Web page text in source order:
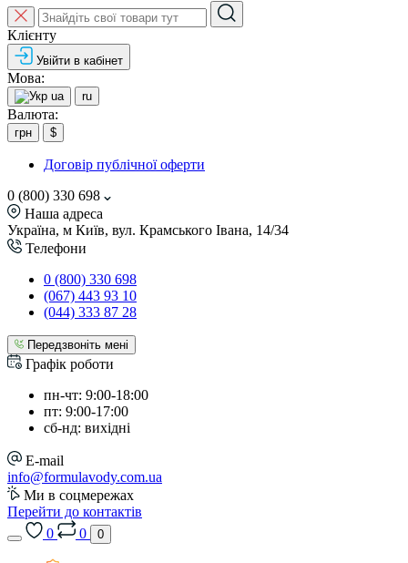
Клієнту
Увійти в кабінет
Мова:
ua ru
Валюта:
грн $
Договір публічної оферти
0 (800) 330 698
Наша адреса
Україна, м Київ, вул. Крамського Івана, 14/34
Телефони
0 (800) 330 698
(067) 443 93 10
(044) 333 87 28
Передзвоніть мені
Графік роботи
пн-чт: 9:00-18:00
пт: 9:00-17:00
сб-нд: вихідні
E-mail
info@formulavody.com.ua
Ми в соцмережах
Перейти до контактів
0
0 0